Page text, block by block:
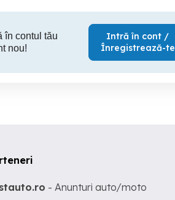
în contul tău
nou!
Intră în cont /
Înregistrează-te
- Anunturi auto/moto